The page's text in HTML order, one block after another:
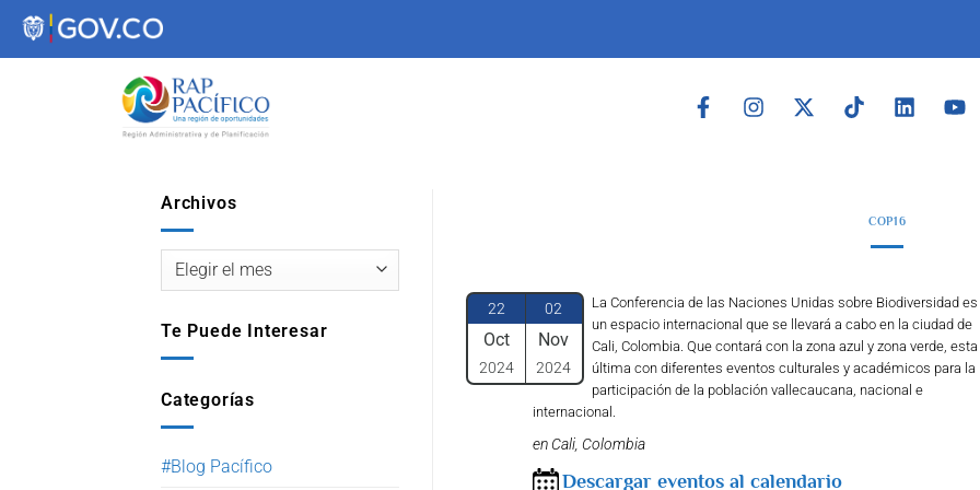
contenido
Archivos
Te Puede Interesar
Categorías
#Blog Pacífico
COP16
22
Oct
2024
02
Nov
2024
La Conferencia de las Naciones Unidas sobre Biodiversidad es
un espacio internacional que se llevará a cabo en la ciudad de
Cali, Colombia. Que contará con la zona azul y zona verde, esta
última con diferentes eventos culturales y académicos para la
participación de la población vallecaucana, nacional e
internacional.
en Cali, Colombia
Descargar eventos al calendario